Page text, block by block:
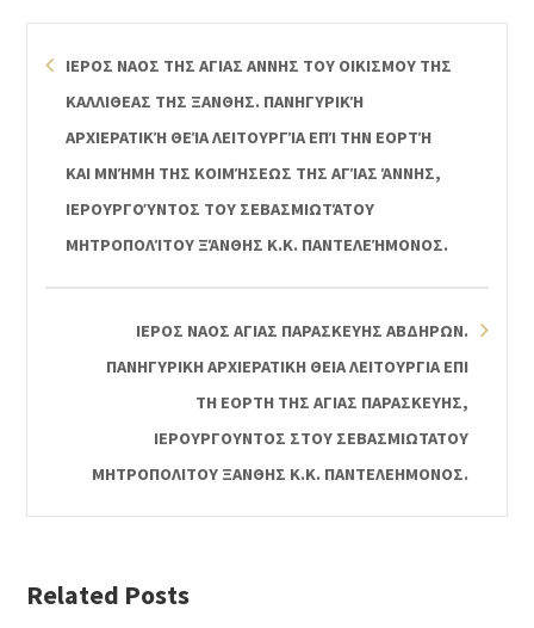
ΙΕΡΟΣ ΝΑΟΣ ΤΗΣ ΑΓΙΑΣ ΑΝΝΗΣ ΤΟΥ ΟΙΚΙΣΜΟΥ ΤΗΣ
ΚΑΛΛΙΘΕΑΣ ΤΗΣ ΞΑΝΘΗΣ. ΠΑΝΗΓΥΡΙΚΉ
ΑΡΧΙΕΡΑΤΙΚΉ ΘΕΊΑ ΛΕΙΤΟΥΡΓΊΑ ΕΠΊ ΤΗΝ ΕΟΡΤΉ
ΚΑΙ ΜΝΉΜΗ ΤΗΣ ΚΟΙΜΉΣΕΩΣ ΤΗΣ ΑΓΊΑΣ ΆΝΝΗΣ,
ΙΕΡΟΥΡΓΟΎΝΤΟΣ ΤΟΥ ΣΕΒΑΣΜΙΩΤΆΤΟΥ
ΜΗΤΡΟΠΟΛΊΤΟΥ ΞΆΝΘΗΣ Κ.Κ. ΠΑΝΤΕΛΕΉΜΟΝΟΣ.
ΙΕΡΟΣ ΝΑΟΣ ΑΓΙΑΣ ΠΑΡΑΣΚΕΥΗΣ ΑΒΔΗΡΩΝ.
ΠΑΝΗΓΥΡΙΚΗ ΑΡΧΙΕΡΑΤΙΚΗ ΘΕΙΑ ΛΕΙΤΟΥΡΓΙΑ ΕΠΙ
ΤΗ ΕΟΡΤΗ ΤΗΣ ΑΓΙΑΣ ΠΑΡΑΣΚΕΥΗΣ,
ΙΕΡΟΥΡΓΟΥΝΤΟΣ ΣΤΟΥ ΣΕΒΑΣΜΙΩΤΑΤΟΥ
ΜΗΤΡΟΠΟΛΙΤΟΥ ΞΑΝΘΗΣ Κ.Κ. ΠΑΝΤΕΛΕΗΜΟΝΟΣ.
Related Posts